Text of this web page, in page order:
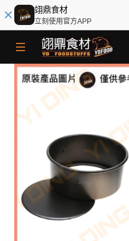
翊鼎食材
立刻使用官方APP